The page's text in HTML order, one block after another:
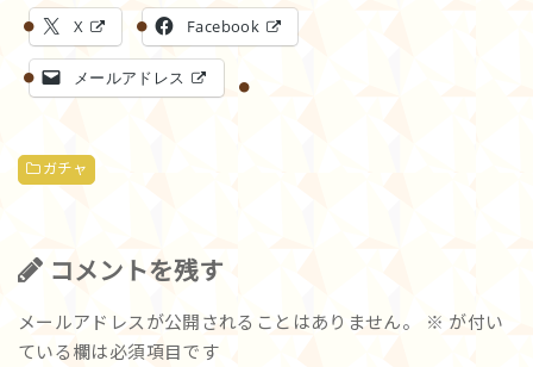
X Facebook
メールアドレス
ガチャ
コメントを残す
メールアドレスが公開されることはありません。 ※ が付い
ている欄は必須項目です